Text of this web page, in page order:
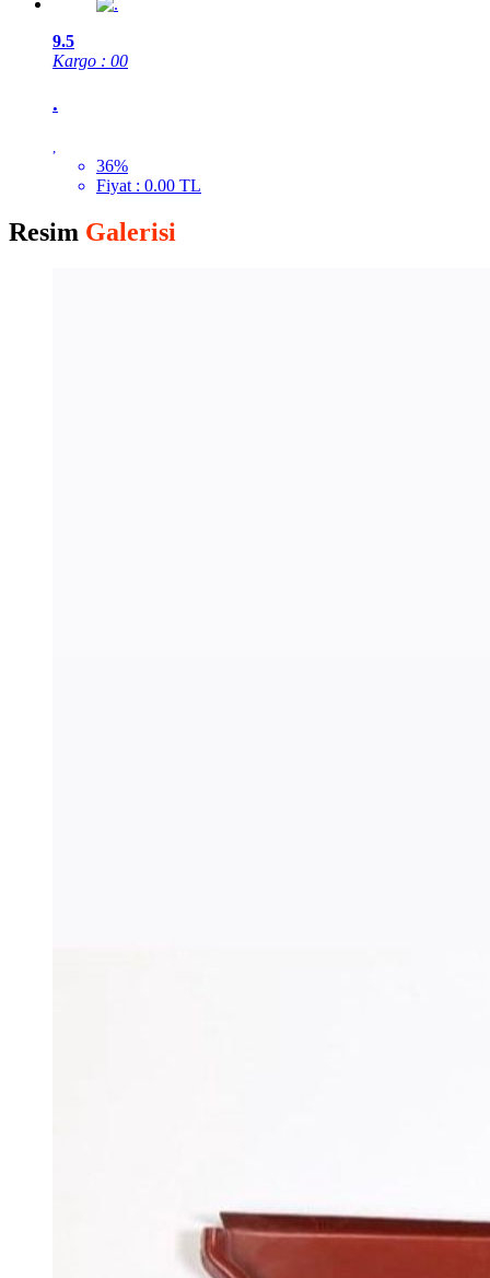
9.5
Kargo : 00
.
36%
Fiyat : 0.00 TL
Resim Galerisi